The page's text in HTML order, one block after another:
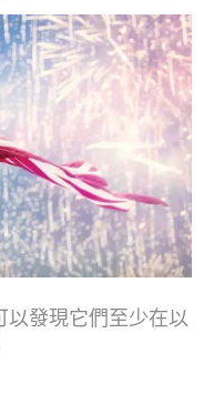
以發現它們至少在以